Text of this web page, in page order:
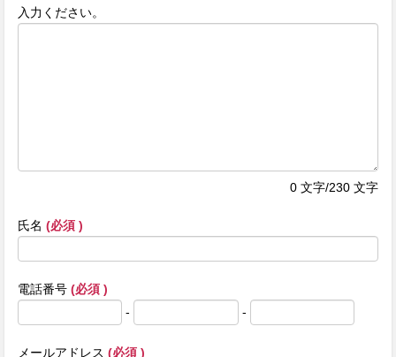
入力ください。
0 文字/230 文字
氏名 (必須 )
電話番号 (必須 )
-
-
メールアドレス (必須 )